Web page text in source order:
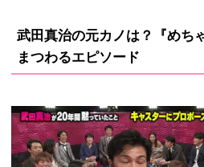
武田真治の元カノは？『めち
まつわるエピソード